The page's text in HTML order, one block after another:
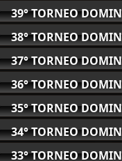
39° TORNEO
38° TORNEO
37° TORNEO
36° TORNEO
35° TORNEO
34° TORNEO
33° TORNEO